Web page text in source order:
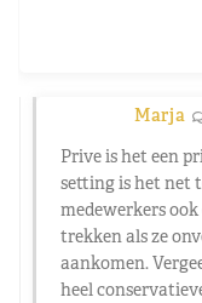
Marja
Prive is het een
setting is het net
medewerkers
trekken als ze
aankomen.
heel